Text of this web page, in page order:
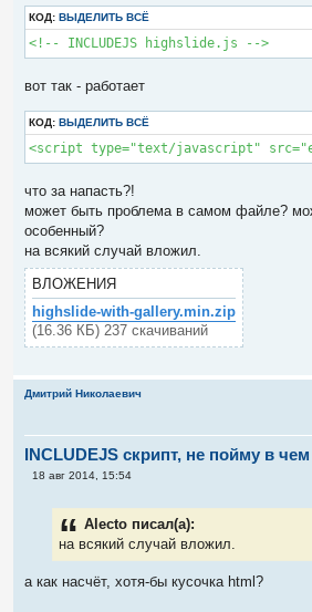
КОД: ВЫДЕЛИТЬ ВСЁ
<!-- INCLUDEJS highslide.js -->
вот так - работает
КОД: ВЫДЕЛИТЬ ВСЁ
что за напасть?!
может быть проблема в самом файле?
особенный?
на всякий случай вложил.
ВЛОЖЕНИЯ
highslide-with-gallery.min.zip
(16.36 КБ) 237 скачиваний
Дмитрий Николаевич
INCLUDEJS скрипт, не пойму в
С
е
18 авг 2014, 15:54
Alecto писал(а):
на всякий случай вложил.
а как насчёт, хотя-бы кусочка html?